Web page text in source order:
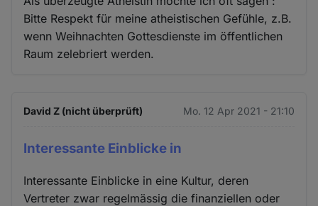
Bitte Respekt für meine atheistischen Gefühle, z.B.
wenn Weihnachten Gottesdienste im öffentlichen
Raum zelebriert werden.
David Z (nicht überprüft) Mo. 12 Apr 2021 - 21:10
Interessante Einblicke in
Interessante Einblicke in eine Kultur, deren
Vertreter zwar regelmässig die finanziellen oder